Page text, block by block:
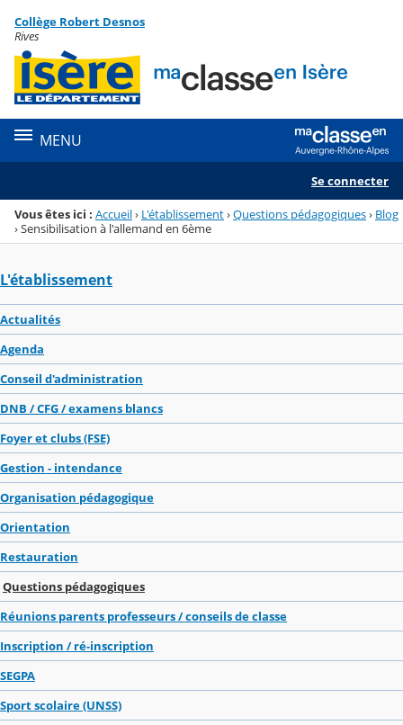
Menu de la rubrique
Contenu
Collège Robert Desnos
Rives
MENU
Se connecter
Vous êtes ici : Accueil› L'établissement›Questions pédagogiques› Blog
›Sensibilisation à l'allemand en 6ème
L'établissement
Actualités
Agenda
Conseil d'administration
DNB / CFG / examens blancs
Foyer et clubs (FSE)
Gestion - intendance
Organisation pédagogique
Orientation
Restauration
Questions pédagogiques
Réunions parents professeurs / conseils de classe
Inscription / ré-inscription
SEGPA
Sport scolaire (UNSS)